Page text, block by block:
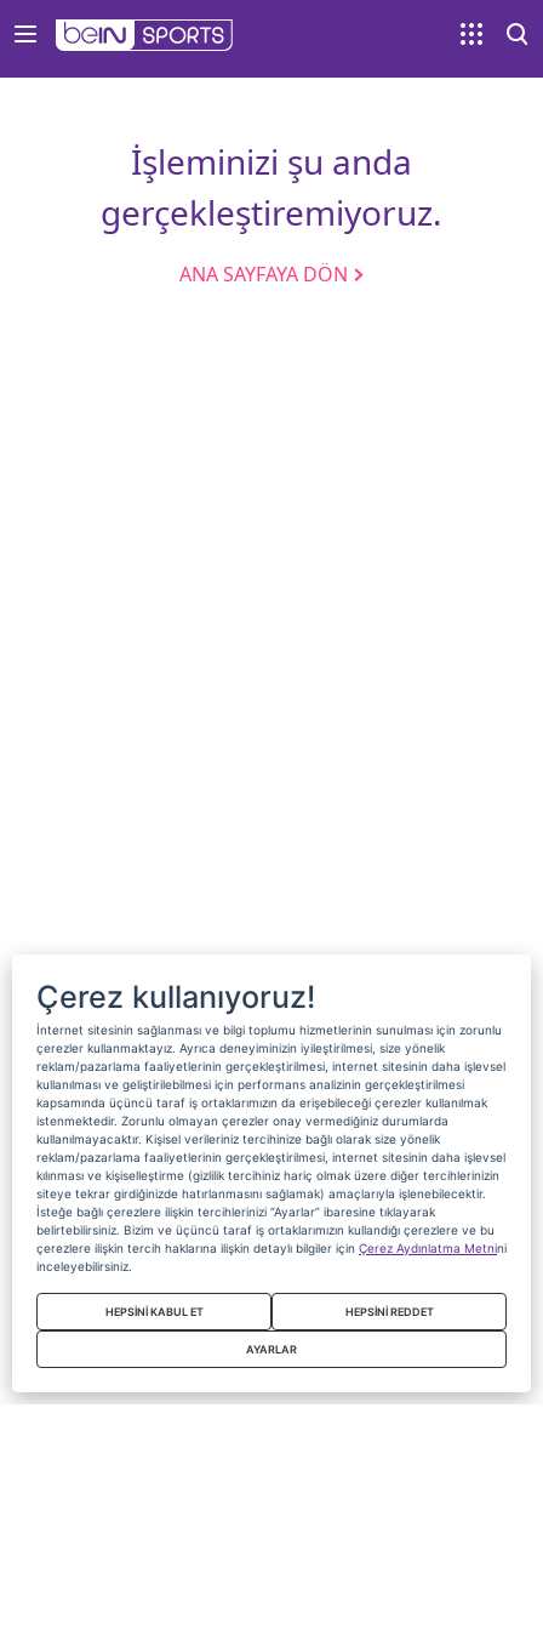
İşleminizi şu anda
gerçekleştiremiyoruz.
ANA SAYFAYA DÖN
Çerez kullanıyoruz!
İnternet sitesinin sağlanması ve bilgi toplumu hizmetlerinin sunulması için zorunlu
çerezler kullanmaktayız. Ayrıca deneyiminizin iyileştirilmesi, size yönelik
reklam/pazarlama faaliyetlerinin gerçekleştirilmesi, internet sitesinin daha işlevsel
kullanılması ve geliştirilebilmesi için performans analizinin gerçekleştirilmesi
kapsamında üçüncü taraf iş ortaklarımızın da erişebileceği çerezler kullanılmak
istenmektedir. Zorunlu olmayan çerezler onay vermediğiniz durumlarda
kullanılmayacaktır. Kişisel verileriniz tercihinize bağlı olarak size yönelik
reklam/pazarlama faaliyetlerinin gerçekleştirilmesi, internet sitesinin daha işlevsel
kılınması ve kişiselleştirme (gizlilik tercihiniz hariç olmak üzere diğer tercihlerinizin
siteye tekrar girdiğinizde hatırlanmasını sağlamak) amaçlarıyla işlenebilecektir.
İsteğe bağlı çerezlere ilişkin tercihlerinizi “Ayarlar” ibaresine tıklayarak
belirtebilirsiniz. Bizim ve üçüncü taraf iş ortaklarımızın kullandığı çerezlere ve bu
çerezlere ilişkin tercih haklarına ilişkin detaylı bilgiler için Çerez Aydınlatma Metnini
inceleyebilirsiniz.
HEPSİNİ KABUL ET HEPSİNİ REDDET
AYARLAR